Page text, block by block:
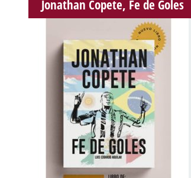
Jonathan Copete, Fe de Goles